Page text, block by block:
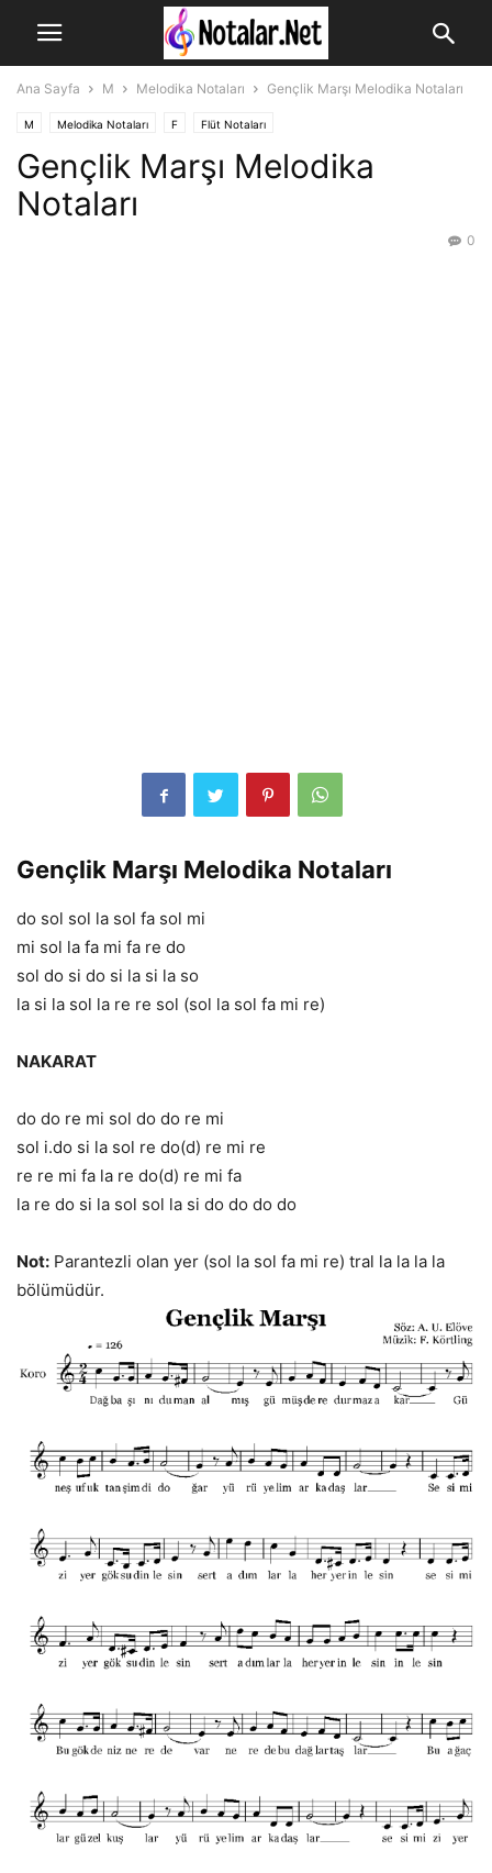
Ana Sayfa M Melodika Notaları Gençlik Marşı Melodika Notaları
M Melodika Notaları F Flüt Notaları
Gençlik Marşı Melodika
Notaları
0
Gençlik Marşı Melodika Notaları
do sol sol la sol fa sol mi
mi sol la fa mi fa re do
sol do si do si la si la so
la si la sol la re re sol (sol la sol fa mi re)
NAKARAT
do do re mi sol do do re mi
sol i.do si la sol re do(d) re mi re
re re mi fa la re do(d) re mi fa
la re do si la sol sol la si do do do do
Not: Parantezli olan yer (sol la sol fa mi re) tral la la la la
bölümüdür.